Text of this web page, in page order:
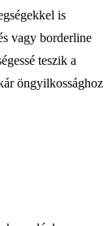
is
vagy borderline
teszik a
öngyilkossághoz